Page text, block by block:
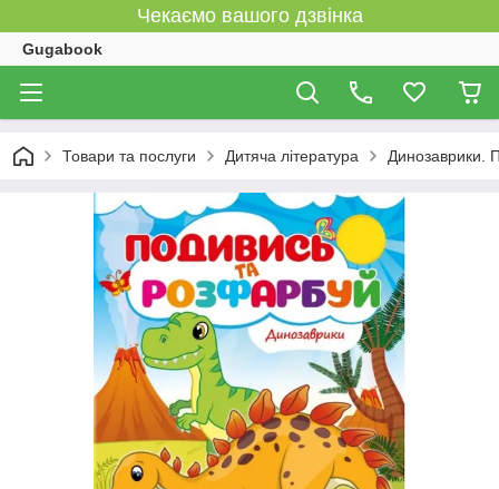
Чекаємо вашого дзвінка
Gugabook
Товари та послуги Дитяча література Динозаврики.